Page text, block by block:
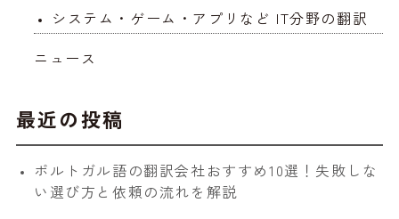
システム・ゲーム・アプリなど IT分野の翻訳
ニュース
最近の投稿
ポルトガル語の翻訳会社おすすめ10選！失敗しな
い選び方と依頼の流れを解説